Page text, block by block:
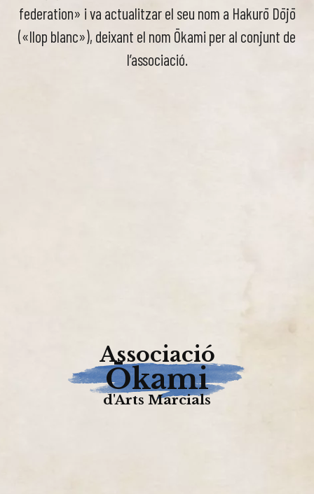
federation» i va actualitzar el seu nom a Hakurō Dōjō
(«llop blanc»), deixant el nom Ōkami per al conjunt de
l’associació.
Associació
Ōkami
d'Arts Marcials